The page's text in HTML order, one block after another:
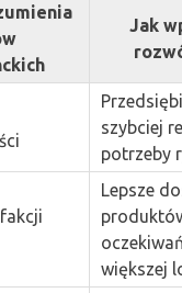
Jak
szybciej
potrzeby
Lepsze
większej